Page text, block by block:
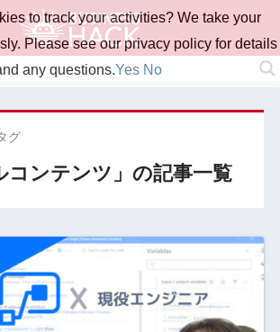
グ
コンテンツ」の記事一覧
to track your activities? We take your
Please see our privacy policy for details
any questions.Yes No